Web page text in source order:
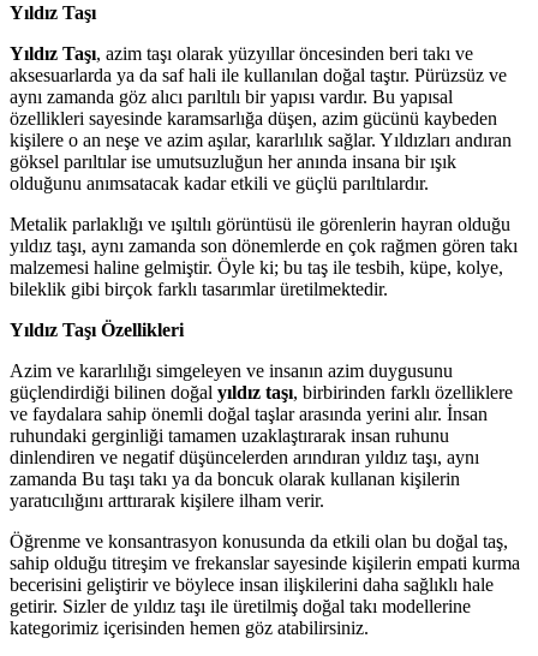
Yıldız Taşı
Yıldız Taşı, azim taşı olarak yüzyıllar öncesinden beri takı ve
aksesuarlarda ya da saf hali ile kullanılan doğal taştır. Pürüzsüz ve
aynı zamanda göz alıcı parıltılı bir yapısı vardır. Bu yapısal
özellikleri sayesinde karamsarlığa düşen, azim gücünü kaybeden
kişilere o an neşe ve azim aşılar, kararlılık sağlar. Yıldızları andıran
göksel parıltılar ise umutsuzluğun her anında insana bir ışık
olduğunu anımsatacak kadar etkili ve güçlü parıltılardır.
Metalik parlaklığı ve ışıltılı görüntüsü ile görenlerin hayran olduğu
yıldız taşı, aynı zamanda son dönemlerde en çok rağmen gören takı
malzemesi haline gelmiştir. Öyle ki; bu taş ile tesbih, küpe, kolye,
bileklik gibi birçok farklı tasarımlar üretilmektedir.
Yıldız Taşı Özellikleri
Azim ve kararlılığı simgeleyen ve insanın azim duygusunu
güçlendirdiği bilinen doğal yıldız taşı, birbirinden farklı özelliklere
ve faydalara sahip önemli doğal taşlar arasında yerini alır. İnsan
ruhundaki gerginliği tamamen uzaklaştırarak insan ruhunu
dinlendiren ve negatif düşüncelerden arındıran yıldız taşı, aynı
zamanda Bu taşı takı ya da boncuk olarak kullanan kişilerin
yaratıcılığını arttırarak kişilere ilham verir.
Öğrenme ve konsantrasyon konusunda da etkili olan bu doğal taş,
sahip olduğu titreşim ve frekanslar sayesinde kişilerin empati kurma
becerisini geliştirir ve böylece insan ilişkilerini daha sağlıklı hale
getirir. Sizler de yıldız taşı ile üretilmiş doğal takı modellerine
kategorimiz içerisinden hemen göz atabilirsiniz.